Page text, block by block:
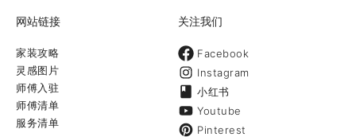
最全面的庭
网站链接
家装攻略
灵感图片
师傅入驻
师傅清单
服务清单
关注我们
Facebook
Instagram
小红书
Youtube
Pinterest